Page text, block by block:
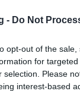
- Do Not
opt-out of the
for
selection. Please
interest-based
ως προτιμώμενη
Google
δεν
κάνουν